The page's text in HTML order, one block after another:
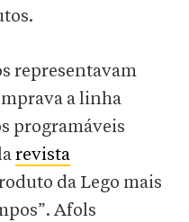
representavam
a linha
programáveis
revista
da Lego mais
Afols